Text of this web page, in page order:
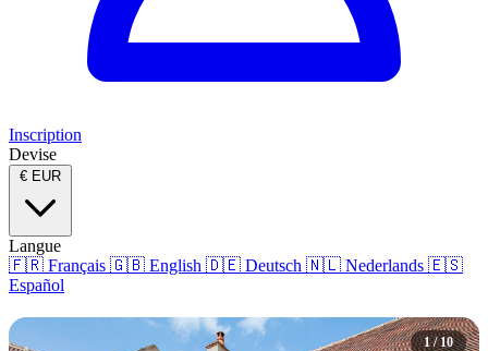
Inscription
Devise
€ EUR
Langue
🇫🇷 Français 🇬🇧 English 🇩🇪 Deutsch 🇳🇱 Nederlands 🇪🇸
Español
1 / 10